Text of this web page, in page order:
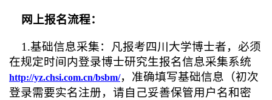
网上报名流程：
1.基础信息采集：凡报考四川大学博士者，必须
在规定时间内登录博士研究生报名信息采集系统
http://yz.chsi.com.cn/bsbm/，准确填写基础信息（初次
登录需要实名注册，请自己妥善保管用户名和密